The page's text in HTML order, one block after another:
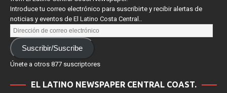
from El Latino Central Coast Newspaper.
Introduce tu correo electrónico para suscribirte y recibir alertas de
noticias y eventos de El Latino Costa Central..
Únete a otros 877 suscriptores